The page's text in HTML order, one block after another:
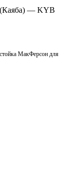
— KYB
МакФерсон для